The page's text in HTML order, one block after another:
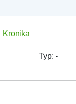
Kronika
Typ: -